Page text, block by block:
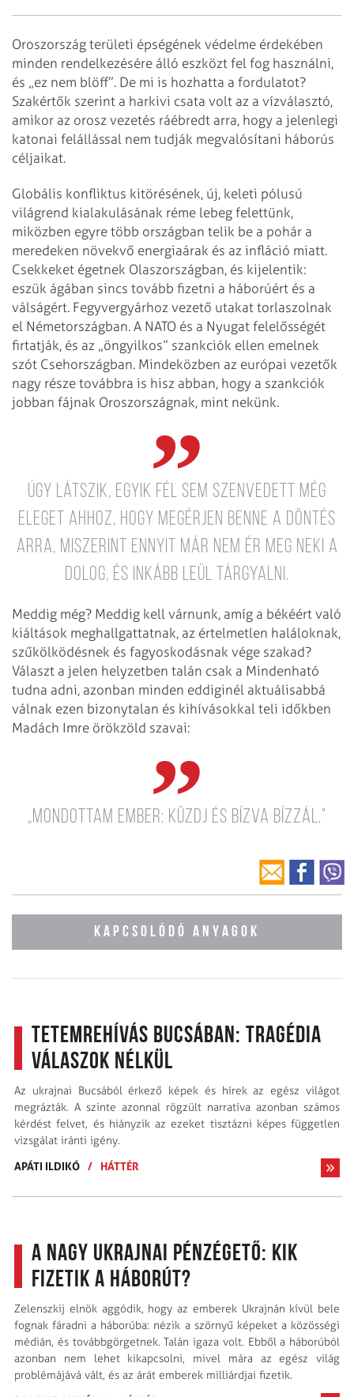
Oroszország területi épségének védelme érdekében
minden rendelkezésére álló eszközt fel fog használni,
és „ez nem blöff”. De mi is hozhatta a fordulatot?
Szakértők szerint a harkivi csata volt az a vízválasztó,
amikor az orosz vezetés ráébredt arra, hogy a jelenlegi
katonai felállással nem tudják megvalósítani háborús
céljaikat.
Globális konfliktus kitörésének, új, keleti pólusú
világrend kialakulásának réme lebeg felettünk,
miközben egyre több országban telik be a pohár a
meredeken növekvő energiaárak és az infláció miatt.
Csekkeket égetnek Olaszországban, és kijelentik:
eszük ágában sincs tovább fizetni a háborúért és a
válságért. Fegyvergyárhoz vezető utakat torlaszolnak
el Németországban. A NATO és a Nyugat felelősségét
firtatják, és az „öngyilkos” szankciók ellen emelnek
szót Csehországban. Mindeközben az európai vezetők
nagy része továbbra is hisz abban, hogy a szankciók
jobban fájnak Oroszországnak, mint nekünk.
Úgy látszik, egyik fél sem szenvedett még
eleget ahhoz, hogy megérjen benne a döntés
arra, miszerint ennyit már nem ér meg neki a
dolog, és inkább leül tárgyalni.
Meddig még? Meddig kell várnunk, amíg a békéért való
kiáltások meghallgattatnak, az értelmetlen haláloknak,
szűkölködésnek és fagyoskodásnak vége szakad?
Választ a jelen helyzetben talán csak a Mindenható
tudna adni, azonban minden eddiginél aktuálisabbá
válnak ezen bizonytalan és kihívásokkal teli időkben
Madách Imre örökzöld szavai:
„Mondottam ember: küzdj és bízva bízzál.”
KAPCSOLÓDÓ ANYAGOK
Tetemrehívás Bucsában: Tragédia
válaszok nélkül
Az ukrajnai Bucsából érkező képek és hírek az egész világot
megrázták. A szinte azonnal rögzült narratíva azonban számos
kérdést felvet, és hiányzik az ezeket tisztázni képes független
vizsgálat iránti igény.
APÁTI ILDIKÓ / HÁTTÉR
A nagy ukrajnai pénzégető: kik
fizetik a háborút?
Zelenszkij elnök aggódik, hogy az emberek Ukrajnán kívül bele
fognak fáradni a háborúba: nézik a szörnyű képeket a közösségi
médián, és továbbgörgetnek. Talán igaza volt. Ebből a háborúból
azonban nem lehet kikapcsolni, mivel mára az egész világ
problémájává vált, és az árát emberek milliárdjai fizetik.